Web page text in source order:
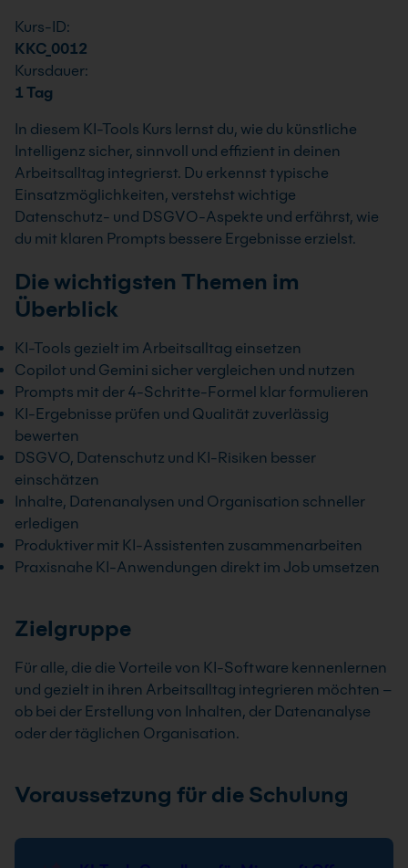
Kurs-ID:
KKC_0012
Kursdauer:
1 Tag
In diesem KI-Tools Kurs lernst du, wie du künstliche
Intelligenz sicher, sinnvoll und effizient in deinen
Arbeitsalltag integrierst. Du erkennst typische
Einsatzmöglichkeiten, verstehst wichtige
Datenschutz- und DSGVO-Aspekte und erfährst, wie
du mit klaren Prompts bessere Ergebnisse erzielst.
Die wichtigsten Themen im
Überblick
KI-Tools gezielt im Arbeitsalltag einsetzen
Copilot und Gemini sicher vergleichen und nutzen
Prompts mit der 4-Schritte-Formel klar formulieren
KI-Ergebnisse prüfen und Qualität zuverlässig
bewerten
DSGVO, Datenschutz und KI-Risiken besser
einschätzen
Inhalte, Datenanalysen und Organisation schneller
erledigen
Produktiver mit KI-Assistenten zusammenarbeiten
Praxisnahe KI-Anwendungen direkt im Job umsetzen
Zielgruppe
Für alle, die die Vorteile von KI-Software kennenlernen
und gezielt in ihren Arbeitsalltag integrieren möchten –
ob bei der Erstellung von Inhalten, der Datenanalyse
oder der täglichen Organisation.
Voraussetzung für die Schulung